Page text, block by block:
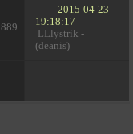
889
2015-04-23
19:18:17
LLlystrik -
(deanis)